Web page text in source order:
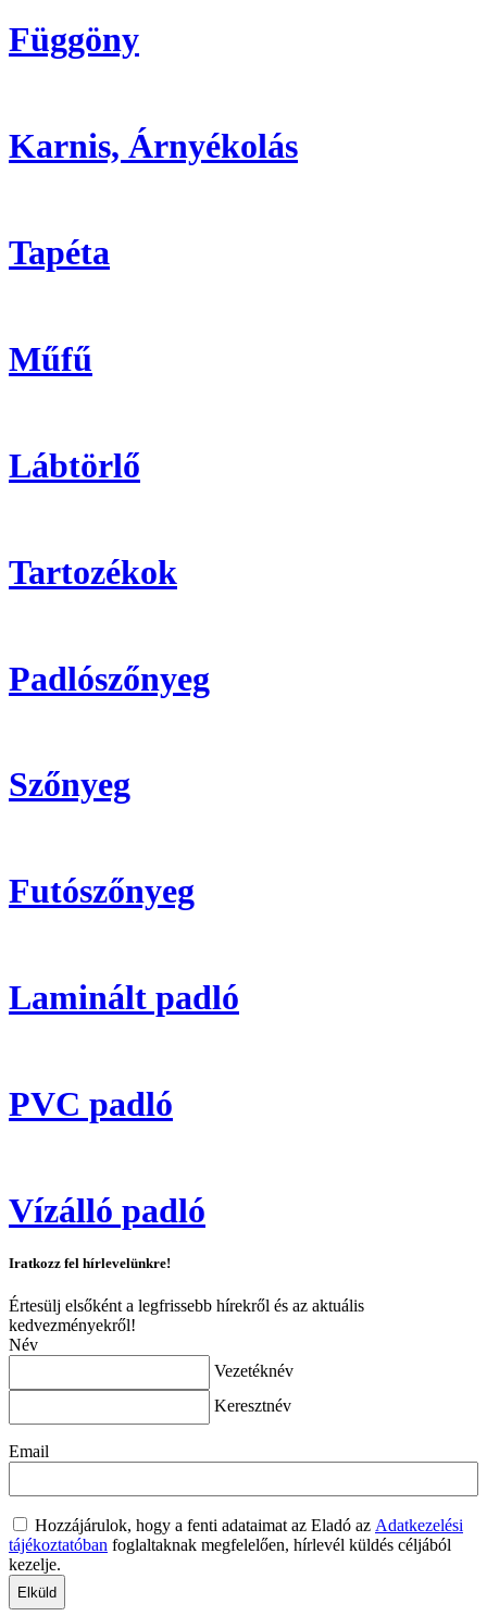
Függöny
Karnis, Árnyékolás
Tapéta
Műfű
Lábtörlő
Tartozékok
Padlószőnyeg
Szőnyeg
Futószőnyeg
Laminált padló
PVC padló
Vízálló padló
Iratkozz fel hírlevelünkre!
Értesülj elsőként a legfrissebb hírekről és az aktuális
kedvezményekről!
Név
Vezetéknév
Keresztnév
Email
Adatvédelem(Kötelező)
Hozzájárulok, hogy a fenti adataimat az Eladó az Adatkezelési
tájékoztatóban foglaltaknak megfelelően, hírlevél küldés céljából
kezelje.